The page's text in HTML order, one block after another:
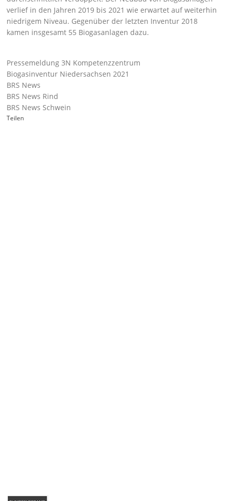
verlief in den Jahren 2019 bis 2021 wie erwartet auf weiterhin
niedrigem Niveau. Gegenüber der letzten Inventur 2018
kamen insgesamt 55 Biogasanlagen dazu.
Pressemeldung 3N Kompetenzzentrum
Biogasinventur Niedersachsen 2021
BRS News
BRS News Rind
BRS News Schwein
Teilen